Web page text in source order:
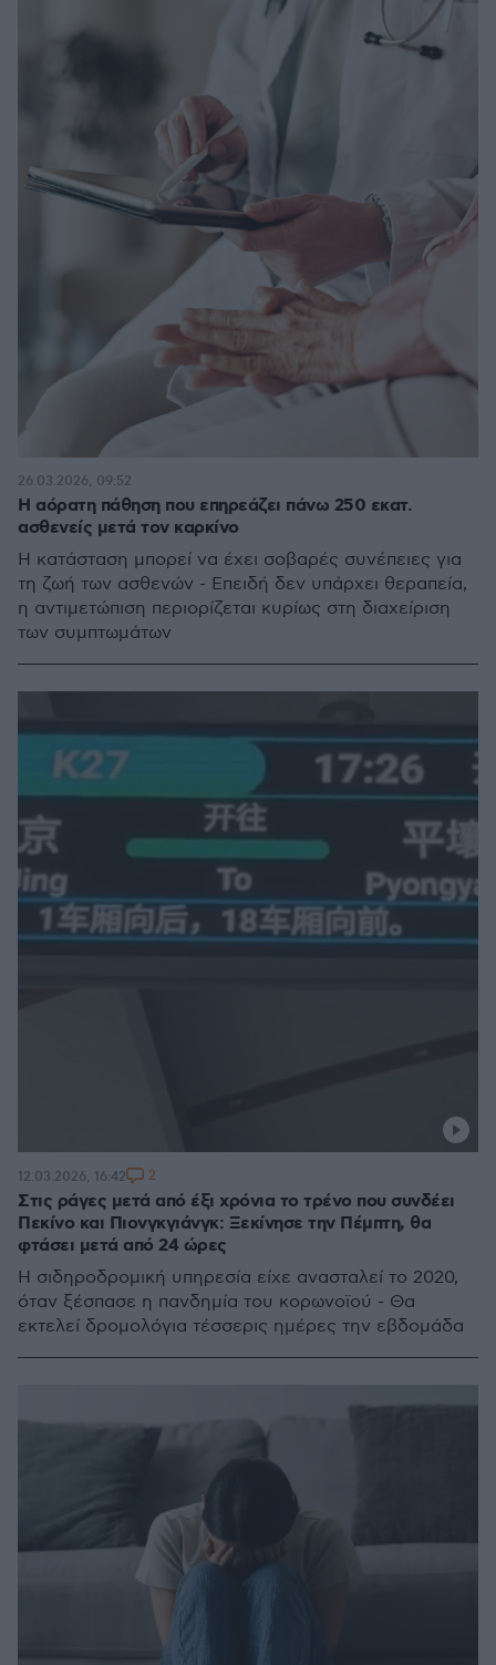
Η αόρατη πάθηση που επηρεάζει πάνω 250 εκατ.
ασθενείς μετά τον καρκίνο
Η κατάσταση μπορεί να έχει σοβαρές συνέπειες για
τη ζωή των ασθενών - Επειδή δεν υπάρχει θεραπεία,
η αντιμετώπιση περιορίζεται κυρίως στη διαχείριση
των συμπτωμάτων
26.03.2026, 09:52
Στις ράγες μετά από έξι χρόνια το τρένο που συνδέει
Πεκίνο και Πιονγκγιάνγκ: Ξεκίνησε την Πέμπτη, θα
φτάσει μετά από 24 ώρες
Η σιδηροδρομική υπηρεσία είχε ανασταλεί το 2020,
όταν ξέσπασε η πανδημία του κορωνοϊού - Θα
εκτελεί δρομολόγια τέσσερις ημέρες την εβδομάδα
12.03.2026, 16:42 2